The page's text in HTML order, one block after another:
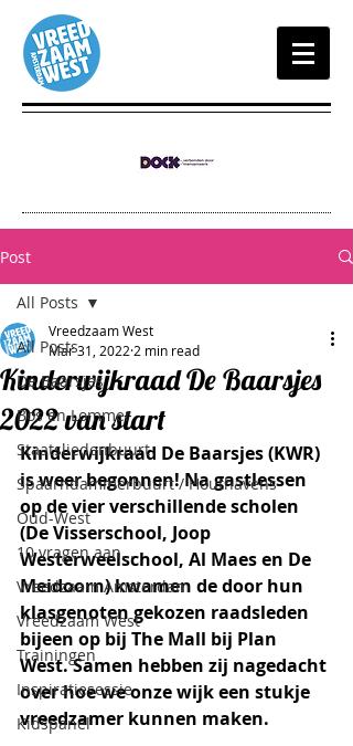
Post
All Posts
De Baarsjes
Bos en Lommer
Staatsliedenbuurt
Spaarndammerbuurt / Houthavens
Oud-West
10 vragen aan...
Vreedzaam Amsterdam
Vreedzaam West
Trainingen
Inspiratiesessie
Kidspanel
All Posts
Kinderwijkraad De Baarsjes
2022 van start
Vreedzaam West
Mar 31, 2022 2 min read
Kinderwijkraad De Baarsjes (KWR)
is weer begonnen! Na gastlessen
op de vier verschillende scholen
(De Visserschool, Joop
Westerweelschool, Al Maes en De
Meidoorn) kwamen de door hun
klasgenoten gekozen raadsleden
bijeen op bij The Mall bij Plan
West. Samen hebben zij nagedacht
over hoe we onze wijk een stukje
vreedzamer kunnen maken.